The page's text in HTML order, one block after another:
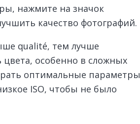
нажмите на значок
качество фотографий.
qualité, тем лучше
особенно в сложных
оптимальные параметры
ISO, чтобы не было